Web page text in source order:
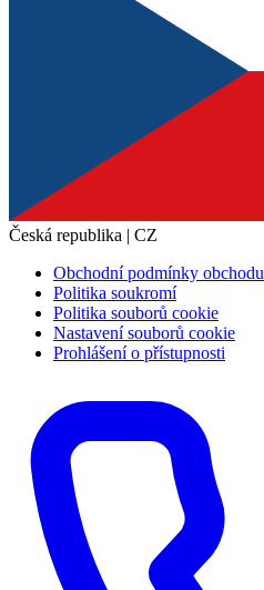
Česká republika | CZ
Obchodní podmínky obchodu
Politika soukromí
Politika souborů cookie
Nastavení souborů cookie
Prohlášení o přístupnosti